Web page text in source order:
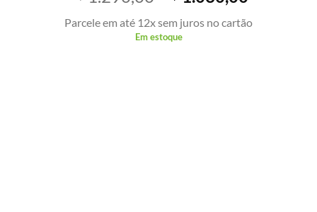
original
era:
atual
Parcele em até 12x sem juros no cartão
Em estoque